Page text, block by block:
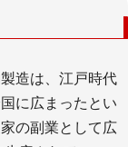
造は、江戸時代
に広まったとい
の副業として広